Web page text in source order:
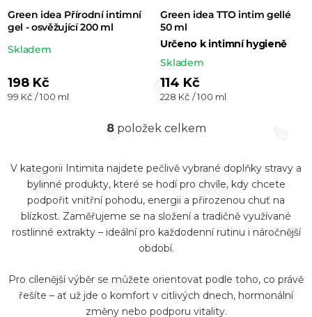
Green idea Přírodní intimní
gel - osvěžující 200 ml
Průměrné
produktu
hvězdiček.
Skladem
198 Kč
Měrná
99 Kč / 100 ml
Green idea TTO intim gellé
50 ml
Určeno k intimní hygieně
Skladem
114 Kč
Měrná
228 Kč / 100 ml
O
l
á
d
a
c
í
p
r
8položek celkem
V kategorii Intimita najdete pečlivě vybrané doplňky stravy a
bylinné produkty, které se hodí pro chvíle, kdy chcete
podpořit vnitřní pohodu, energii a přirozenou chuť na
blízkost. Zaměřujeme se na složení a tradičně využívané
rostlinné extrakty – ideální pro každodenní rutinu i náročnější
období.
Pro cílenější výběr se můžete orientovat podle toho, co právě
řešíte – ať už jde o komfort v citlivých dnech, hormonální
změny nebo podporu vitality.